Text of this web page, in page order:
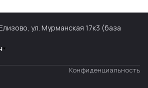
ул. Мурманская 17к3 (база
Конфиденциальность